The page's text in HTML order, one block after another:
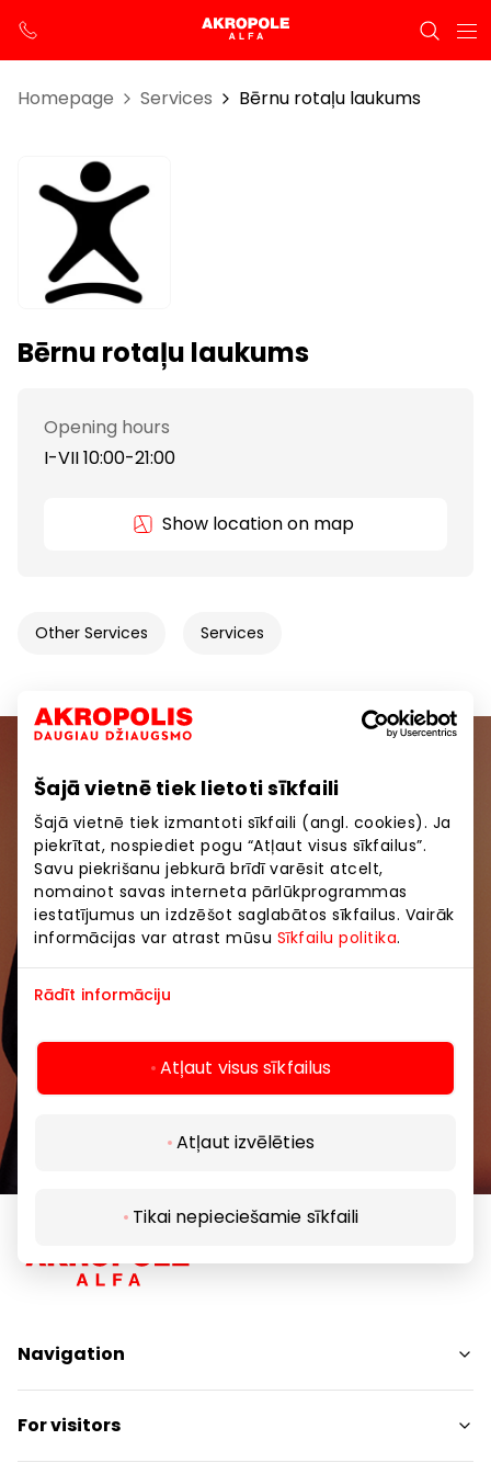
Šajā vietnē tiek lietoti sīkfaili
Šajā vietnē tiek izmantoti sīkfaili (angl. cookies). Ja
piekrītat, nospiediet pogu “Atļaut visus sīkfailus”.
Savu piekrišanu jebkurā brīdī varēsit atcelt,
nomainot savas interneta pārlūkprogrammas
iestatījumus un izdzēšot saglabātos sīkfailus. Vairāk
informācijas var atrast mūsu Sīkfailu politika.
Rādīt informāciju
Atļaut visus sīkfailus
Atļaut izvēlēties
Tikai nepieciešamie sīkfaili
Homepage Services Bērnu rotaļu laukums
Bērnu rotaļu laukums
Opening hours
I-VII 10:00-21:00
Show location on map
Other Services Services
Join our community
Be the first to know about the best offers, events
and the latest information from AKROPOLE shopping
centers.
Subscribe
that you are at least 13 years of age.
Navigation
Shops
Services
Entertainment
For visitors